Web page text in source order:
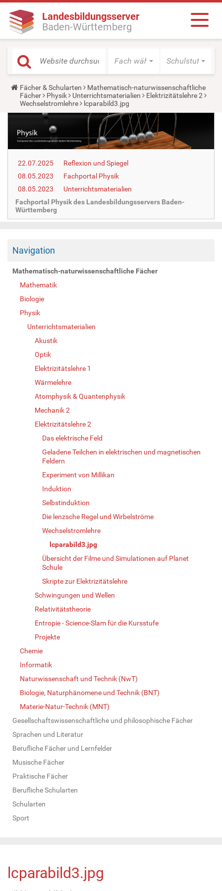
Landesbildungsserver
Baden-Württemberg
Fach wählen Schulstufe
Y
o
u
a
h
e
r
:
Fächer & Schularten
Mathematisch-naturwissenschaftliche
Fächer
Physik Unterrichtsmaterialien
Elektrizitätslehre 2
Wechselstromlehre
lcparabild3.jpg
22.07.2025
Reflexion und Spiegel
08.05.2023
Fachportal Physik
08.05.2023
Unterrichtsmaterialien
Fachportal Physik des Landesbildungsservers Baden-
Württemberg
Navigation
Mathematisch-naturwissenschaftliche Fächer
Mathematik
Biologie
Physik
Unterrichtsmaterialien
Akustik
Optik
Elektrizitätslehre 1
Wärmelehre
Atomphysik & Quantenphysik
Mechanik 2
Elektrizitätslehre 2
Das elektrische Feld
Geladene Teilchen in elektrischen und magnetischen
Feldern
Experiment von Millikan
Induktion
Selbstinduktion
Die lenzsche Regel und Wirbelströme
Wechselstromlehre
lcparabild3.jpg
Übersicht der Filme und Simulationen auf Planet
Schule
Skripte zur Elektrizitätslehre
Schwingungen und Wellen
Relativitätstheorie
Entropie - Science-Slam für die Kursstufe
Projekte
Chemie
Informatik
Naturwissenschaft und Technik (NwT)
Biologie, Naturphänomene und Technik (BNT)
Materie-Natur-Technik (MNT)
Gesellschaftswissenschaftliche und philosophische Fächer
Sprachen und Literatur
Berufliche Fächer und Lernfelder
Musische Fächer
Praktische Fächer
Berufliche Schularten
Schularten
Sport
lcparabild3.jpg